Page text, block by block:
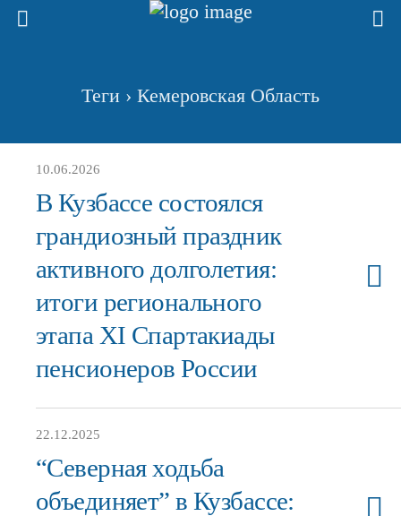
Теги › Кемеровская Область
10.06.2026
В Кузбассе состоялся
грандиозный праздник
активного долголетия:
итоги регионального
этапа XI Спартакиады
пенсионеров России
22.12.2025
“Северная ходьба
объединяет” в Кузбассе: